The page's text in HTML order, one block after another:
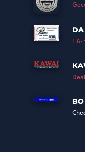
Life